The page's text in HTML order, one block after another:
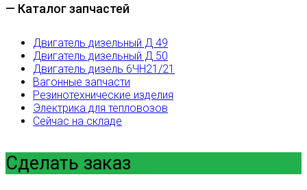
— Каталог запчастей
Двигатель дизельный Д 49
Двигатель дизельный Д 50
Двигатель дизель 6ЧН21/21
Вагонные запчасти
Резинотехнические изделия
Электрика для тепловозов
Сейчас на складе
Сделать заказ